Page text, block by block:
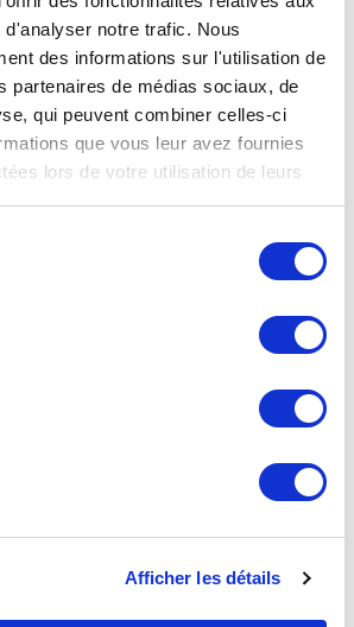
notre trafic. Nous
des informations sur l'utilisation de
partenaires de médias sociaux, de
qui peuvent combiner celles-ci
que vous leur avez fournies
lors de votre utilisation de leurs
Afficher les détails